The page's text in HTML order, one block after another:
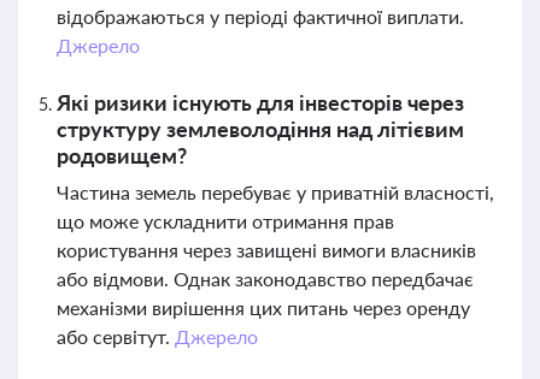
відображаються у періоді фактичної виплати.
Джерело
Які ризики існують для інвесторів через
структуру землеволодіння над літієвим
родовищем?
Частина земель перебуває у приватній власності,
що може ускладнити отримання прав
користування через завищені вимоги власників
або відмови. Однак законодавство передбачає
механізми вирішення цих питань через оренду
або сервітут. Джерело